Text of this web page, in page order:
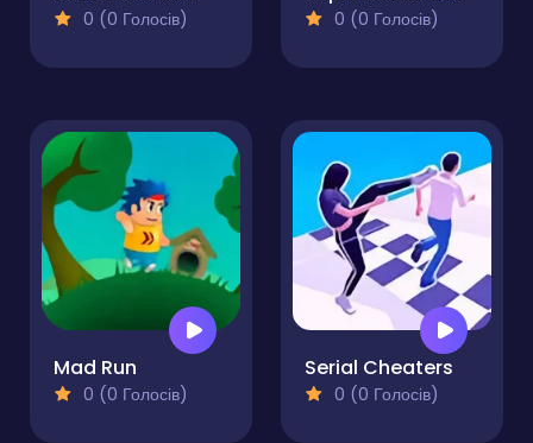
0 (0 Голосів) 0 (0 Голосів)
Mad Run
0 (0 Голосів)
Serial Cheaters
0 (0 Голосів)